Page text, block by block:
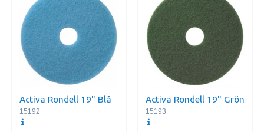
Activa Rondell 19" Blå
15192
Activa Rondell 19" Grön
15193